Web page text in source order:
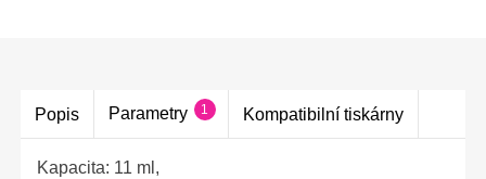
Popis Parametry 1 Kompatibilní tiskárny
Kapacita: 11 ml,